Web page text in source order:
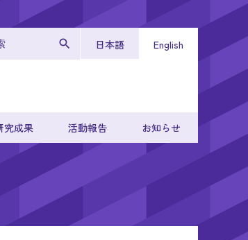
究成果 活動報告 お知らせ
日本語 English